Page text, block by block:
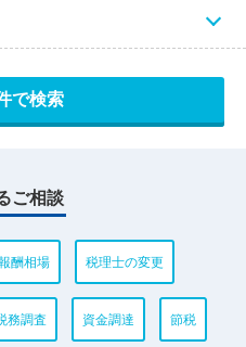
ご相談
酬相場 税理士の変更
務調査 資金調達 節税